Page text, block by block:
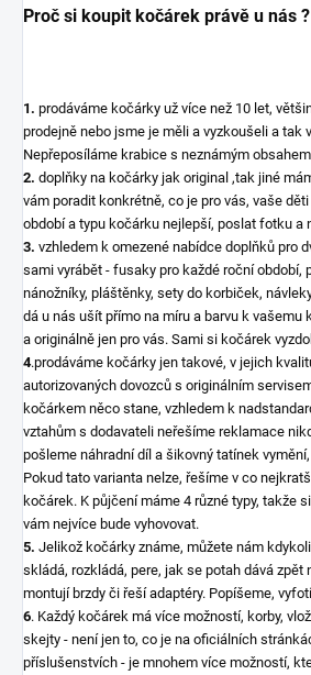
Proč si koupit kočárek právě u nás ?
1. prodáváme kočárky už více než 10 let,
prodejně nebo jsme je měli a vyzkoušeli a tak
Nepřeposíláme krabice s neznámým
2. doplňky na kočárky jak original ,tak jiné
vám poradit konkrétně, co je pro vás, vaše
období a typu kočárku nejlepší, poslat fotku a
3. vzhledem k omezené nabídce doplňků pro
sami vyrábět - fusaky pro každé roční období,
nánožníky, pláštěnky, sety do korbiček,
dá u nás ušít přímo na míru a barvu k vašemu
a originálně jen pro vás. Sami si kočárek
4.prodáváme kočárky jen takové, v jejich
autorizovaných dovozců s originálním
kočárkem něco stane, vzhledem k
vztahům s dodavateli neřešíme reklamace
pošleme náhradní díl a šikovný tatínek
Pokud tato varianta nelze, řešíme v co
kočárek. K půjčení máme 4 různé typy, takže
vám nejvíce bude vyhovovat.
5. Jelikož kočárky známe, můžete nám
skládá, rozkládá, pere, jak se potah dává zpět
montují brzdy či řeší adaptéry. Popíšeme,
6. Každý kočárek má více možností, korby,
skejty - není jen to, co je na oficiálních
příslušenstvích - je mnohem více možností,